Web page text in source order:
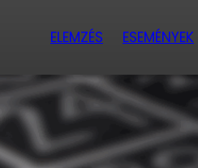
ELEMZÉS ESEMÉNYEK